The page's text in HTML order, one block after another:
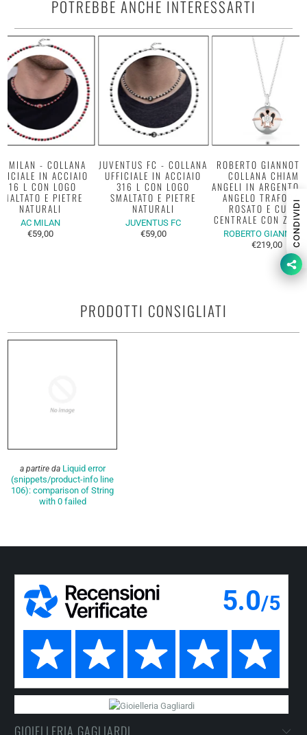
POTREBBE ANCHE INTERESSARTI
MILAN - COLLANA
IN ACCIAIO
316 L CON LOGO
E PIETRE
NATURALI
AC MILAN
€59,00
JUVENTUS FC - COLLANA
UFFICIALE IN ACCIAIO
316 L CON LOGO
SMALTATO E PIETRE
NATURALI
JUVENTUS FC
€59,00
ROBERTO
COLLANA CHIAMA
ANGELI IN ARGENTO
ANGELO
ROSATO E CUORE
CENTRALE CON
ROBERTO
€219,00
PRODOTTI CONSIGLIATI
a partire daLiquid error
(snippets/product-info line
106): comparison of String
with 0 failed
GIOIELLERIA GAGLIARDI
CONDIVIDI